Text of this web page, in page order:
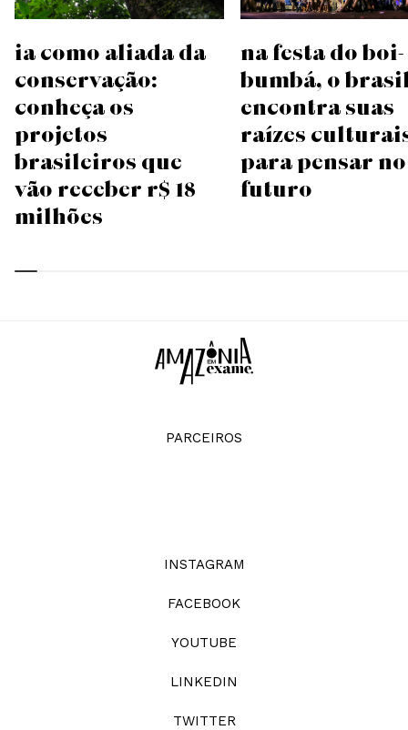
IA como aliada da
conservação:
conheça os
projetos
brasileiros que
vão receber R$ 18
milhões
Na festa do boi-
bumbá, o
encontra suas
raízes
para pensar no
futuro
INSTAGRAM
FACEBOOK
YOUTUBE
LINKEDIN
TWITTER
PARCEIROS